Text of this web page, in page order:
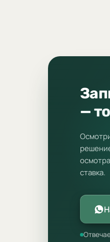
—
ставка.